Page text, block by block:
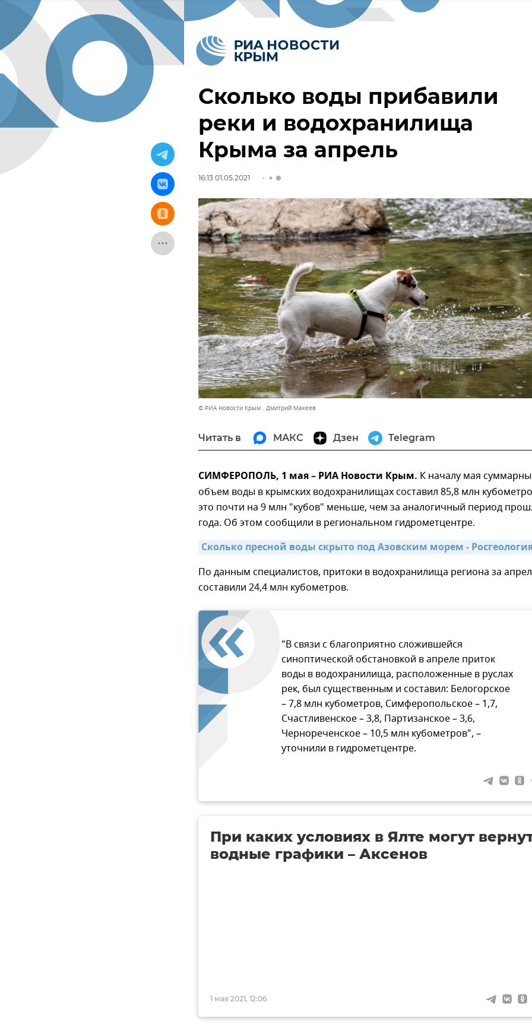
Сколько воды прибавили
реки и водохранилища
Крыма за апрель
16:13 01.05.2021
© РИА Новости Крым . Дмитрий Макеев
Читать в МАКС Дзен Telegram
СИМФЕРОПОЛЬ, 1 мая – РИА Новости Крым. К началу мая
объем воды в крымских водохранилищах составил 85,8 млн
это почти на 9 млн "кубов" меньше, чем за аналогичный период
года. Об этом сообщили в региональном гидрометцентре.
Сколько пресной воды скрыто под Азовским морем -
По данным специалистов, притоки в водохранилища региона за
составили 24,4 млн кубометров.
"В связи с благоприятно сложившейся
синоптической обстановкой в апреле приток
воды в водохранилища, расположенные в руслах
рек, был существенным и составил: Белогорское
– 7,8 млн кубометров, Симферопольское – 1,7,
Счастливенское – 3,8, Партизанское – 3,6,
Чернореченское – 10,5 млн кубометров", –
уточнили в гидрометцентре.
1 мая 2021, 12:06
При каких условиях в Ялте могут
водные графики – Аксенов